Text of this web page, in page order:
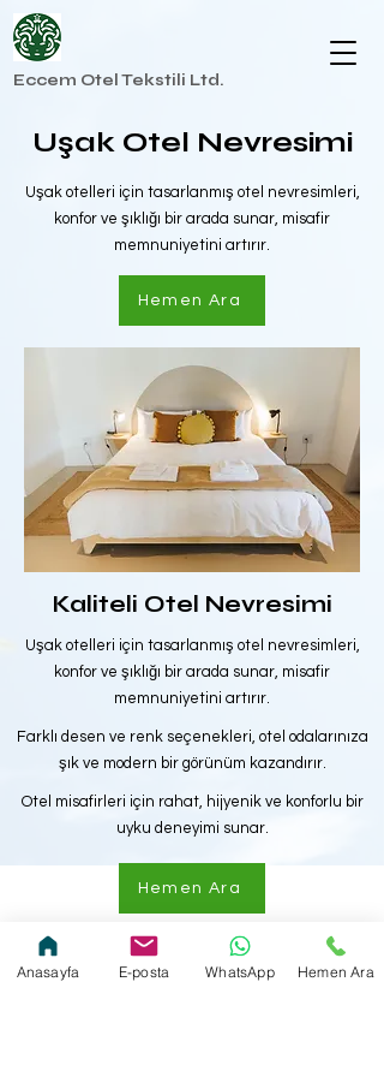
Eccem Otel Tekstili Ltd.
Uşak Otel Nevresimi
Uşak otelleri için tasarlanmış otel nevresimleri,
konfor ve şıklığı bir arada sunar, misafir
memnuniyetini artırır.
Hemen Ara
Kaliteli Otel Nevresimi
Uşak otelleri için tasarlanmış otel nevresimleri,
konfor ve şıklığı bir arada sunar, misafir
memnuniyetini artırır.
Farklı desen ve renk seçenekleri, otel odalarınıza
şık ve modern bir görünüm kazandırır.
Otel misafirleri için rahat, hijyenik ve konforlu bir
uyku deneyimi sunar.
Hemen Ara
Anasayfa E-posta WhatsApp Hemen Ara